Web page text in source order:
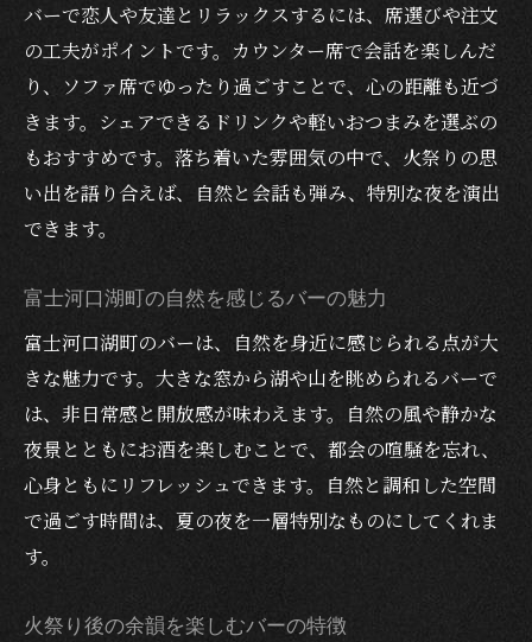
富士河口湖町で人気のバーの楽しみ方
お酒好きの友達と訪れたいバーの選び方
富士河口湖町で特別なカクテルを楽しむ場所
地元食材を使ったカクテルが楽しめるバー
夏限定カクテルが味わえるバーの魅力
カクテル初心者にもおすすめのバー
恋人とシェアしたいオリジナルカクテル
友達と飲みたいユニークなカクテルがある
バー
夏の夜を彩る富士河口湖町のカクテルバー
夏の夜に映えるカクテルバーの選び方
バーで味わう季節感あふれるカクテル
夕涼みに最適なテラス席のあるバー
バーで恋人や友達とリラックスするには、席選びや注文
の工夫がポイントです。カウンター席で会話を楽しんだ
り、ソファ席でゆったり過ごすことで、心の距離も近づ
きます。シェアできるドリンクや軽いおつまみを選ぶの
もおすすめです。落ち着いた雰囲気の中で、火祭りの思
い出を語り合えば、自然と会話も弾み、特別な夜を演出
できます。
富士河口湖町の自然を感じるバーの魅力
富士河口湖町のバーは、自然を身近に感じられる点が大
きな魅力です。大きな窓から湖や山を眺められるバーで
は、非日常感と開放感が味わえます。自然の風や静かな
夜景とともにお酒を楽しむことで、都会の喧騒を忘れ、
心身ともにリフレッシュできます。自然と調和した空間
で過ごす時間は、夏の夜を一層特別なものにしてくれま
す。
火祭り後の余韻を楽しむバーの特徴